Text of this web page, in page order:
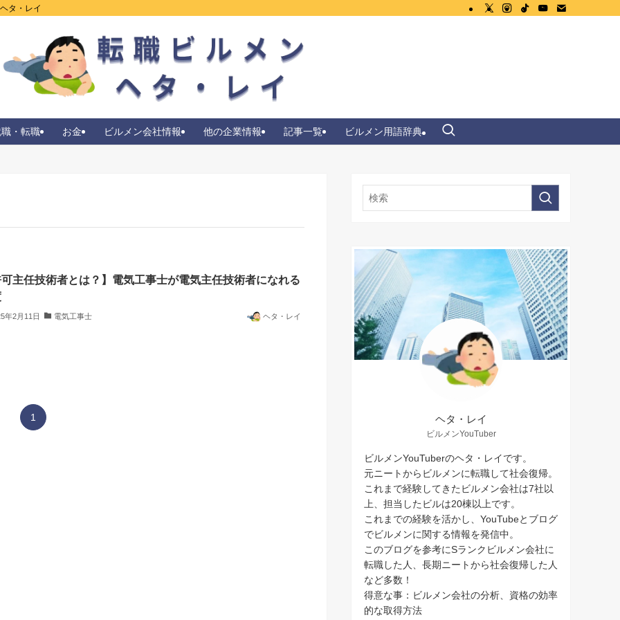
タ・レイ
・転職 お金 ビルメン会社情報 他の企業情報 記事一覧 ビルメン用語辞典
主任技術者とは？】電気工事士が電気主任技術者になれる
年2月11日 電気工事士 ヘタ・レイ
1 ヘタ・レイ
ビルメンYouTuber
ビルメンYouTuberのヘタ・レイです。
元ニートからビルメンに転職して社会復帰。
これまで経験してきたビルメン会社は7社以
上、担当したビルは20棟以上です。
これまでの経験を活かし、YouTubeとブログ
でビルメンに関する情報を発信中。
このブログを参考にSランクビルメン会社に
転職した人、長期ニートから社会復帰した人
など多数！
得意な事：ビルメン会社の分析、資格の効率
的な取得方法